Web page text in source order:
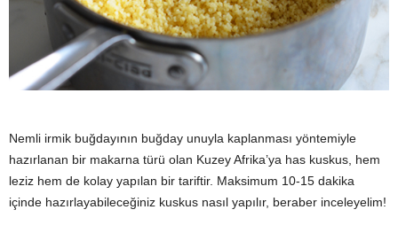
Nemli irmik buğdayının buğday unuyla kaplanması yöntemiyle
hazırlanan bir makarna türü olan Kuzey Afrika’ya has kuskus, hem
leziz hem de kolay yapılan bir tariftir. Maksimum 10-15 dakika
içinde hazırlayabileceğiniz kuskus nasıl yapılır, beraber inceleyelim!